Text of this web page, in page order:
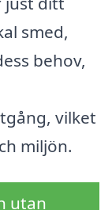
smed,
behov,
vilket
miljön.
utan